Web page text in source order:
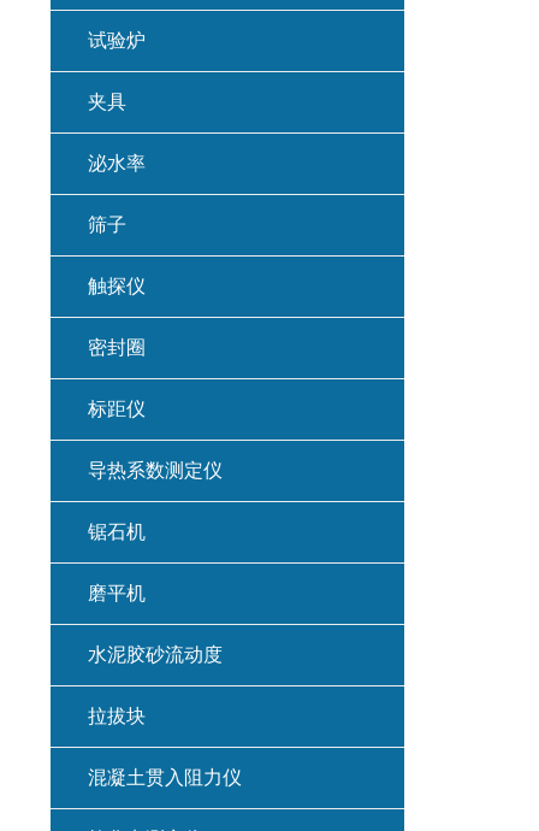
试验炉
夹具
泌水率
筛子
触探仪
密封圈
标距仪
导热系数测定仪
锯石机
磨平机
水泥胶砂流动度
拉拔块
混凝土贯入阻力仪